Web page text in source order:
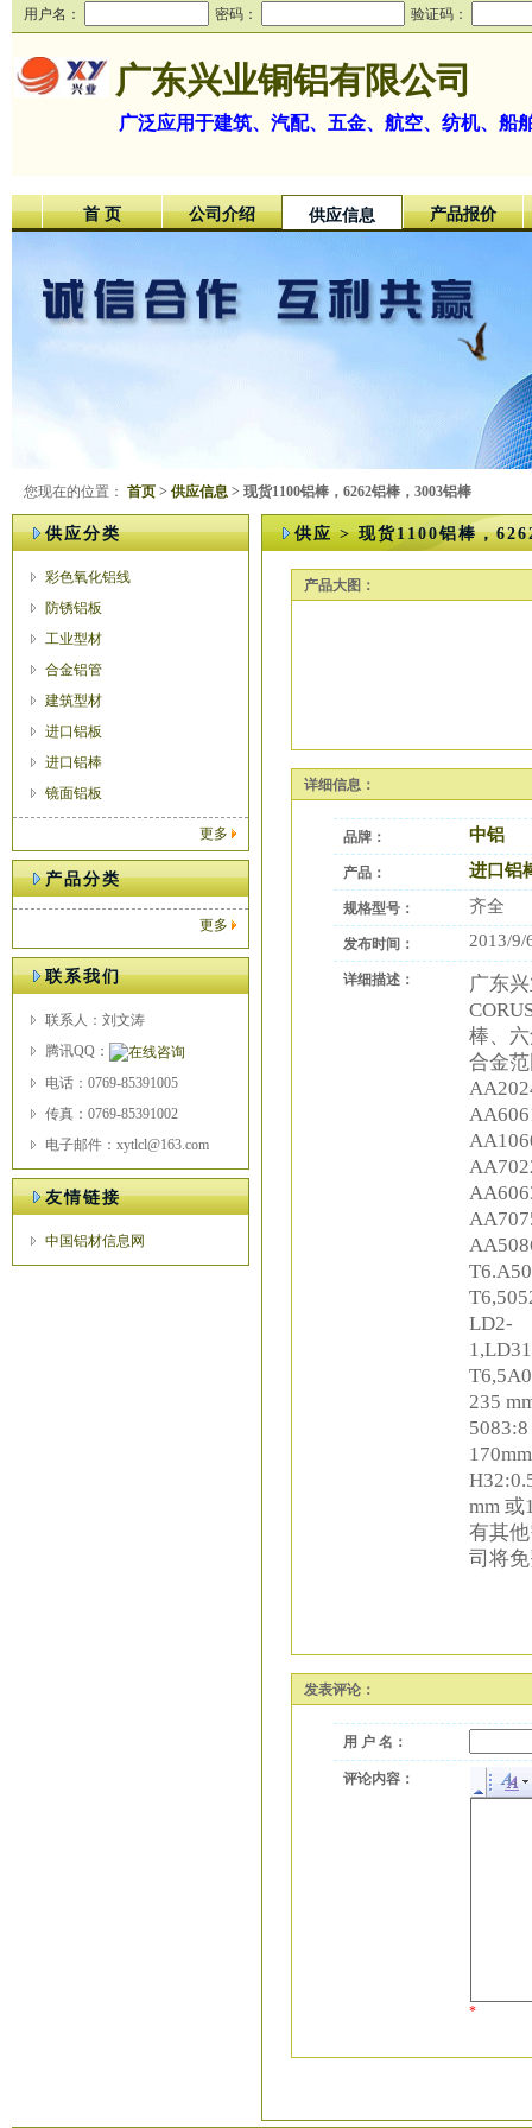
用户名： 密码： 验证码：
广东兴业铜铝有限公司
广泛应用于建筑、汽配、五金、航空、纺机、船
首 页 公司介绍 供应信息 产品报价
您现在的位置： 首页 > 供应信息 > 现货1100铝棒，6262铝棒，3003铝棒
供应分类
彩色氧化铝线
防锈铝板
工业型材
合金铝管
建筑型材
进口铝板
进口铝棒
镜面铝板
更多
产品分类
更多
联系我们
联系人：刘文涛
腾讯QQ：
电话：0769-85391005
传真：0769-85391002
电子邮件：xytlcl@163.com
友情链接
中国铝材信息网
供应 > 现货1100铝棒，
产品大图：
详细信息：
品牌： 中铝
产品： 进口铝
规格型号： 齐全
发布时间： 2013/9/
详细描述：
广东
棒、
合金
LD2-
235
mm 或
有其
司将
发表评论：
用 户 名：
评论内容：
*